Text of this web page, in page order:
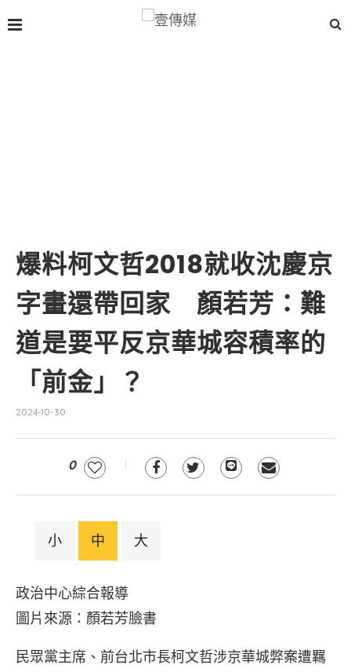
爆料柯文哲2018就收沈慶京
字畫還帶回家 顏若芳：難
道是要平反京華城容積率的
「前金」？
2024-10-30
0
小 中 大
政治中心綜合報導
圖片來源：顏若芳臉書
民眾黨主席、前台北市長柯文哲涉京華城弊案遭羈